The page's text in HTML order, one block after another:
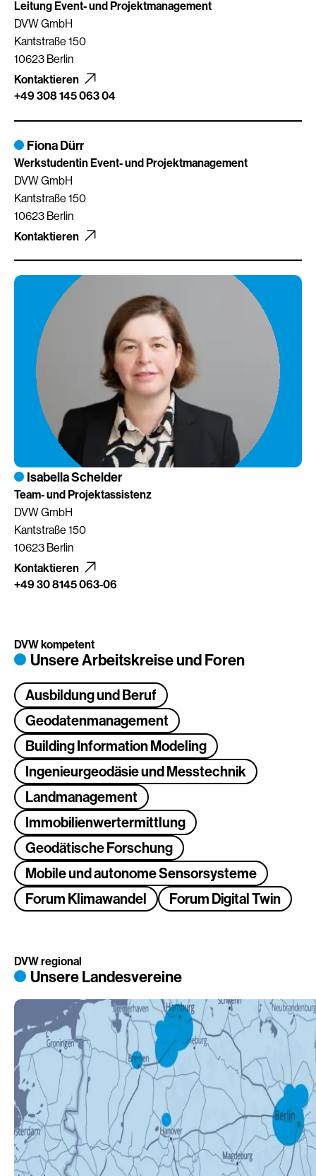
Leitung Event- und Projektmanagement
DVW GmbH
Kantstraße 150
10623 Berlin
Kontaktieren
+49 308 145 063 04
Fiona Dürr
Werkstudentin Event- und Projektmanagement
DVW GmbH
Kantstraße 150
10623 Berlin
Kontaktieren
Isabella Schelder
Team- und Projektassistenz
DVW GmbH
Kantstraße 150
10623 Berlin
Kontaktieren
+49 30 8145 063-06
Unsere Arbeitskreise und Foren
DVW kompetent
Ausbildung und Beruf
Geodatenmanagement
Building Information Modeling
Ingenieurgeodäsie und Messtechnik
Landmanagement
Immobilienwertermittlung
Geodätische Forschung
Mobile und autonome Sensorsysteme
Forum Klimawandel
Forum Digital Twin
Unsere Landesvereine
DVW regional